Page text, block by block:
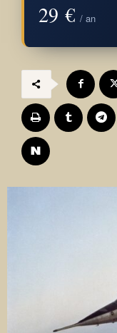
29 € / an